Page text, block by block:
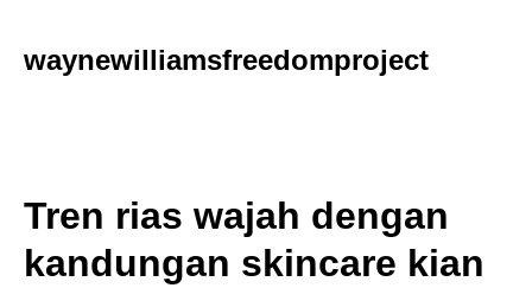
content
waynewilliamsfreedomproject
Tren rias wajah dengan
kandungan skincare kian